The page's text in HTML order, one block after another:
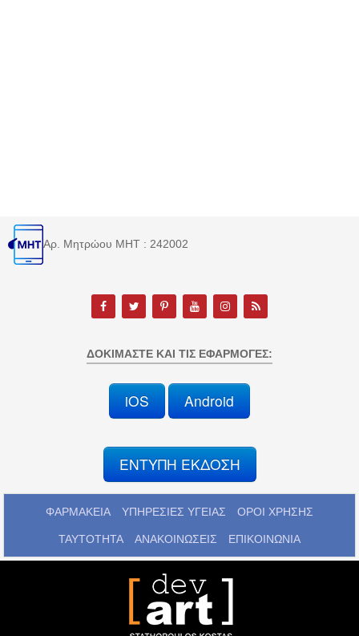
Αρ. Μητρώου MHT : 242002
ΔΟΚΙΜΆΣΤΕ ΚΑΙ ΤΙΣ ΕΦΑΡΜΟΓΈΣ:
iOS Android
ΕΝΤΥΠΗ ΕΚΔΟΣΗ
ΦΑΡΜΑΚΕΙΑ ΥΠΗΡΕΣΙΕΣ ΥΓΕΙΑΣ ΟΡΟΙ ΧΡΗΣΗΣ
ΤΑΥΤΟΤΗΤΑ ΑΝΑΚΟΙΝΩΣΕΙΣ ΕΠΙΚΟΙΝΩΝΙΑ